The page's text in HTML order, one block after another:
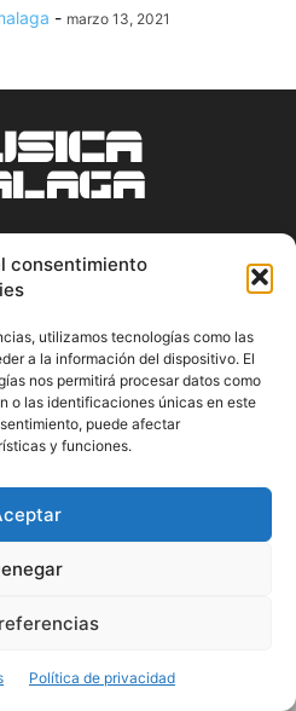
consentimiento
utilizamos tecnologías como las
a la información del dispositivo. El
nos permitirá procesar datos como
o las identificaciones únicas en este
puede afectar
y funciones.
Política de privacidad
- marzo 13, 2021
US
y otros de interés general
US